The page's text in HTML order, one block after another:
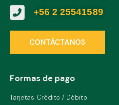
+56 2 25541589
CONTÁCTANOS
Formas de pago
Tarjetas Crédito / Débito